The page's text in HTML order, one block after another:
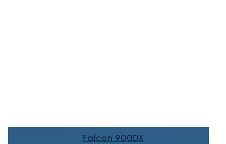
Falcon 900DX